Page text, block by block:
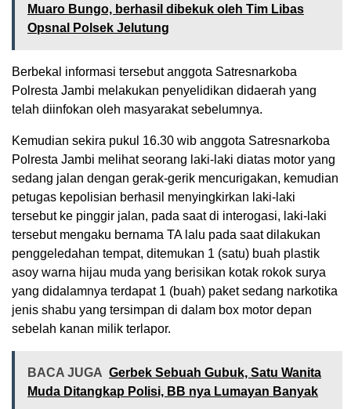
Muaro Bungo, berhasil dibekuk oleh Tim Libas
Opsnal Polsek Jelutung
Berbekal informasi tersebut anggota Satresnarkoba
Polresta Jambi melakukan penyelidikan didaerah yang
telah diinfokan oleh masyarakat sebelumnya.
Kemudian sekira pukul 16.30 wib anggota Satresnarkoba
Polresta Jambi melihat seorang laki-laki diatas motor yang
sedang jalan dengan gerak-gerik mencurigakan, kemudian
petugas kepolisian berhasil menyingkirkan laki-laki
tersebut ke pinggir jalan, pada saat di interogasi, laki-laki
tersebut mengaku bernama TA lalu pada saat dilakukan
penggeledahan tempat, ditemukan 1 (satu) buah plastik
asoy warna hijau muda yang berisikan kotak rokok surya
yang didalamnya terdapat 1 (buah) paket sedang narkotika
jenis shabu yang tersimpan di dalam box motor depan
sebelah kanan milik terlapor.
BACA JUGA Gerbek Sebuah Gubuk, Satu Wanita
Muda Ditangkap Polisi, BB nya Lumayan Banyak